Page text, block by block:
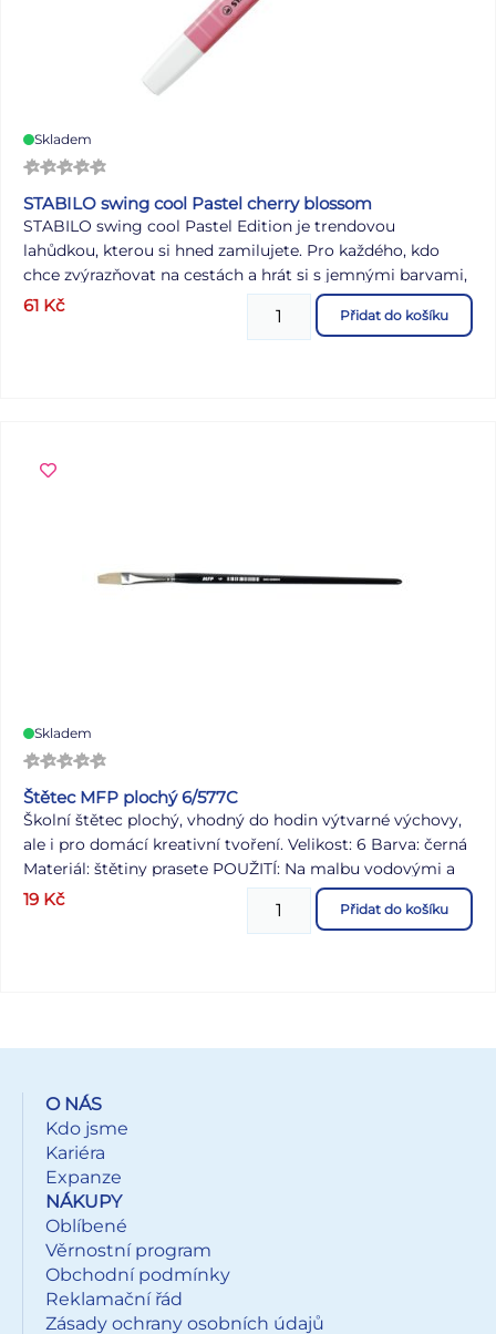
Skladem
STABILO swing cool Pastel cherry blossom
STABILO swing cool Pastel Edition je trendovou
lahůdkou, kterou si hned zamilujete. Pro každého, kdo
chce zvýrazňovat na cestách a hrát si s jemnými barvami,
je STABILO swing cool v pastelových barvách dokonalým
nástrojem. STABILO Anti-Dry-Out Technologie poskytuje
61 Kč Přidat do košíku
Skladem
Štětec MFP plochý 6/577C
Školní štětec plochý, vhodný do hodin výtvarné výchovy,
ale i pro domácí kreativní tvoření. Velikost: 6 Barva: černá
Materiál: štětiny prasete POUŽITÍ: Na malbu vodovými a
temperovými barvami, k vykreslování různých ploch na
papíře, k malování na kamínky. Štětce jsou uloženy v
19 Kč Přidat do košíku
O NÁS
Kdo jsme
Kariéra
Expanze
NÁKUPY
Oblíbené
Věrnostní program
Obchodní podmínky
Reklamační řád
Zásady ochrany osobních údajů